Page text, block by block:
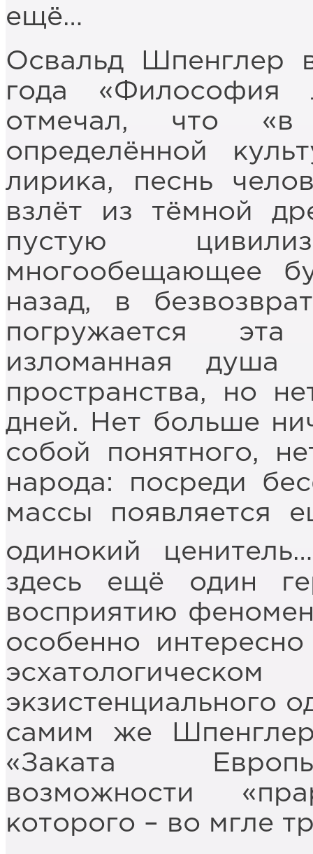
ещё…
Освальд Шпенглер
года «Философия
отмечал, что
определённой
лирика, песнь
взлёт из тёмной
пустую
многообещающее
назад, в
погружается эта
изломанная душа
пространства, но
дней. Нет больше
собой понятного,
народа: посреди
массы появляется
одинокий
здесь ещё один
восприятию
особенно
экзистенциального
самим же
«Заката
возможности
которого – во мгле